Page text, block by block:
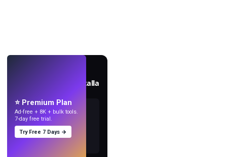
Crea fondos de pantalla
⭐ Premium Plan
Ad-free + 8K + bulk tools.
7-day free trial.
Try Free 7 Days →